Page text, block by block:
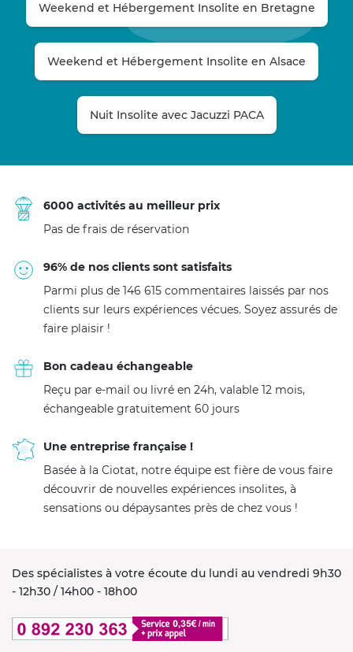
Weekend et Hébergement Insolite en Bretagne
Weekend et Hébergement Insolite en Alsace
Nuit Insolite avec Jacuzzi PACA
6000 activités au meilleur prix
Pas de frais de réservation
96% de nos clients sont satisfaits
Parmi plus de 146 615 commentaires laissés par nos
clients sur leurs expériences vécues. Soyez assurés de
faire plaisir !
Bon cadeau échangeable
Reçu par e-mail ou livré en 24h, valable 12 mois,
échangeable gratuitement 60 jours
Une entreprise française !
Basée à la Ciotat, notre équipe est fière de vous faire
découvrir de nouvelles expériences insolites, à
sensations ou dépaysantes près de chez vous !
Des spécialistes à votre écoute du lundi au vendredi 9h30
- 12h30 / 14h00 - 18h00